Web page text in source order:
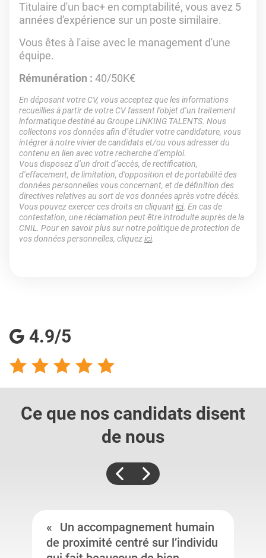
Titulaire d'un bac+ en comptabilité, vous avez 5
années d'expérience sur un poste similaire.
Vous êtes à l'aise avec le management d'une
équipe.
Rémunération : 40/50K€
En déposant votre CV, vous acceptez que les informations
recueillies à partir de votre CV fassent l’objet d’un traitement
informatique destiné au Groupe LINKING TALENTS. Nous
collectons vos données afin d’étudier votre candidature, vous
intégrer à notre vivier de candidats et/ou vous adresser du
contenu en lien avec votre recherche d’emploi.
Vous disposez d’un droit d’accès, de rectification,
d’effacement, de limitation, d’opposition et de portabilité des
données personnelles vous concernant, et de définition des
directives relatives au sort de vos données après votre décès.
Vous pouvez exercer ces droits en cliquantici. En cas de
contestation, une réclamation peut être introduite auprès de la
CNIL. Pour en savoir plus sur notre politique de protection de
vos données personnelles, cliquezici.
4.9/5
Ce que nos candidats disent
de nous
Un accompagnement humain
de proximité centré sur l’individu